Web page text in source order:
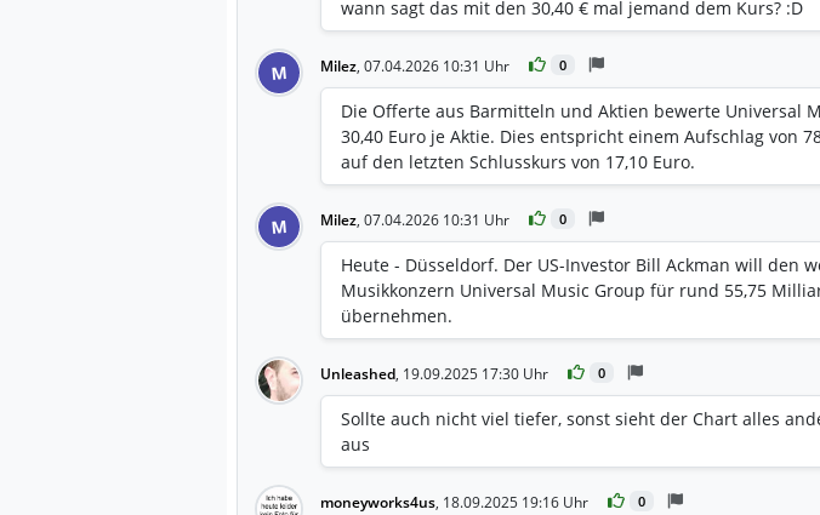
wann sagt das mit den 30,40 € mal jemand dem Kurs? :D
M Milez, 07.04.2026 10:31 Uhr 0
Die Offerte aus Barmitteln und Aktien bewerte Universal
30,40 Euro je Aktie. Dies entspricht einem Aufschlag von
auf den letzten Schlusskurs von 17,10 Euro.
M Milez, 07.04.2026 10:31 Uhr 0
Heute - Düsseldorf. Der US-Investor Bill Ackman will den
Musikkonzern Universal Music Group für rund 55,75
übernehmen.
Unleashed, 19.09.2025 17:30 Uhr 0
Sollte auch nicht viel tiefer, sonst sieht der Chart alles
aus
moneyworks4us, 18.09.2025 19:16 Uhr 0